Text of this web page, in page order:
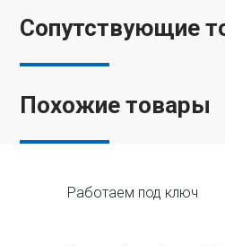
Сопутствующие
Похожие товары
Работаем под ключ